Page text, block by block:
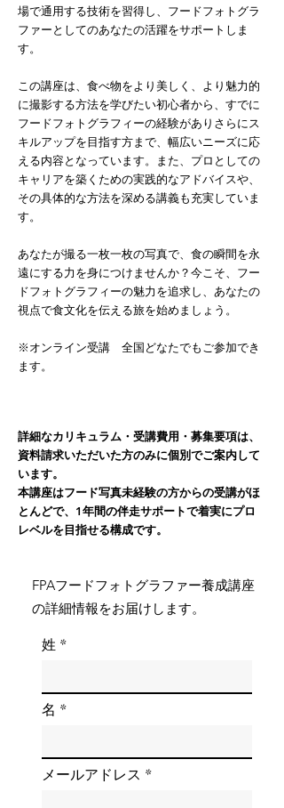
場で通用する技術を習得し、フードフォトグラ
ファーとしてのあなたの活躍をサポートしま
す。
この講座は、食べ物をより美しく、より魅力的
に撮影する方法を学びたい初心者から、すでに
フードフォトグラフィーの経験がありさらにス
キルアップを目指す方まで、幅広いニーズに応
える内容となっています。また、プロとしての
キャリアを築くための実践的なアドバイスや、
その具体的な方法を深める講義も充実していま
す。
あなたが撮る一枚一枚の写真で、食の瞬間を永
遠にする力を身につけませんか？今こそ、フー
ドフォトグラフィーの魅力を追求し、あなたの
視点で食文化を伝える旅を始めましょう。
※オンライン受講 全国どなたでもご参加でき
ます。
詳細なカリキュラム・受講費用・募集要項は、
資料請求いただいた方のみに個別でご案内して
います。
本講座はフード写真未経験の方からの受講がほ
とんどで、1年間の伴走サポートで着実にプロ
レベルを目指せる構成です。
FPAフードフォトグラファー養成講座
の詳細情報をお届けします。
姓
名
メールアドレス